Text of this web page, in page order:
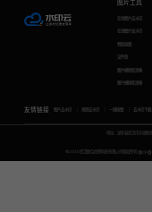
图片工具
在线图片去水印
在线图片加水印
智能抠图
证件照
图片模糊变清晰
图片模糊变清晰
友情链接 图片去水印 视频去水印 一键抠图 去水印下载
地址：湖北省武汉市东湖
©2020武汉联合创想科技有限公司版权所有 鄂ICP